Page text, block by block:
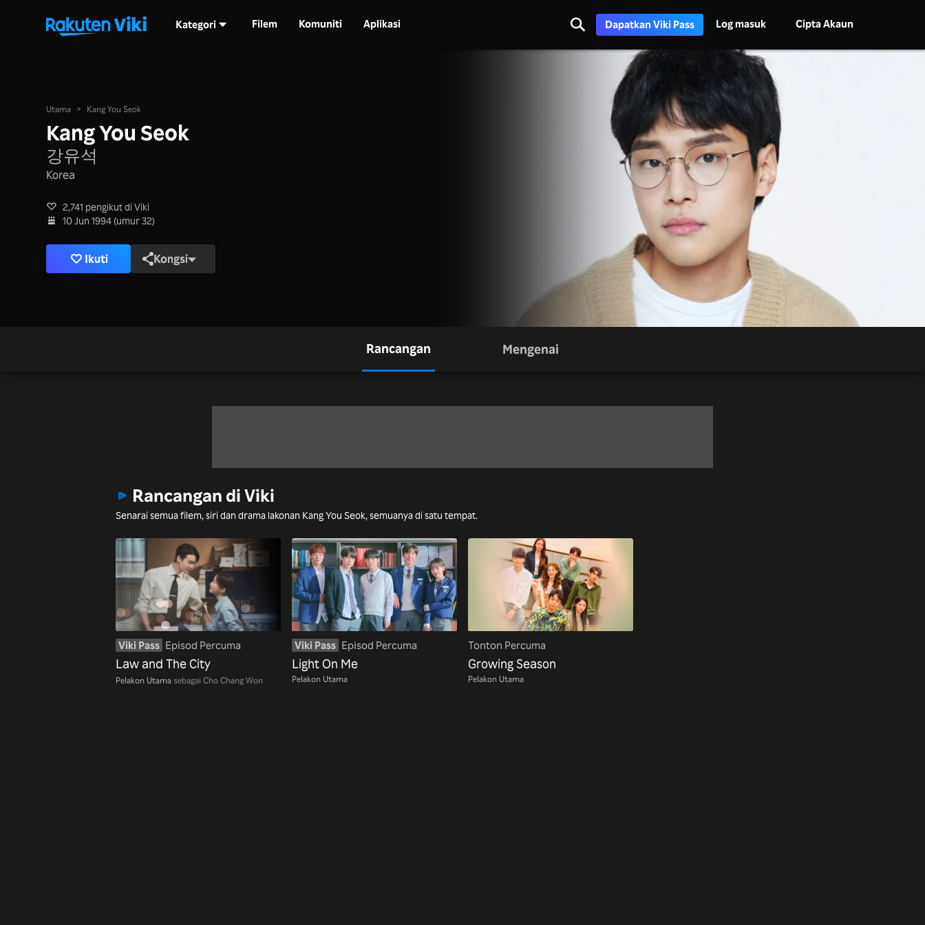
Kategori Filem Komuniti Aplikasi Dapatkan Viki Pass Log masuk Cipta Akaun
Utama > Kang You Seok
Kang You Seok
강유석
Korea
2,741 pengikut di Viki
10 Jun 1994 (umur 32)
Ikuti Kongsi
Rancangan Mengenai
Rancangan di Viki
Senarai semua filem, siri dan drama lakonan Kang You Seok, semuanya di satu tempat.
Viki Pass Episod Percuma
Law and The City
Pelakon Utama sebagai Cho Chang Won
Viki Pass Episod Percuma
Light On Me
Pelakon Utama
Tonton Percuma
Growing Season
Pelakon Utama